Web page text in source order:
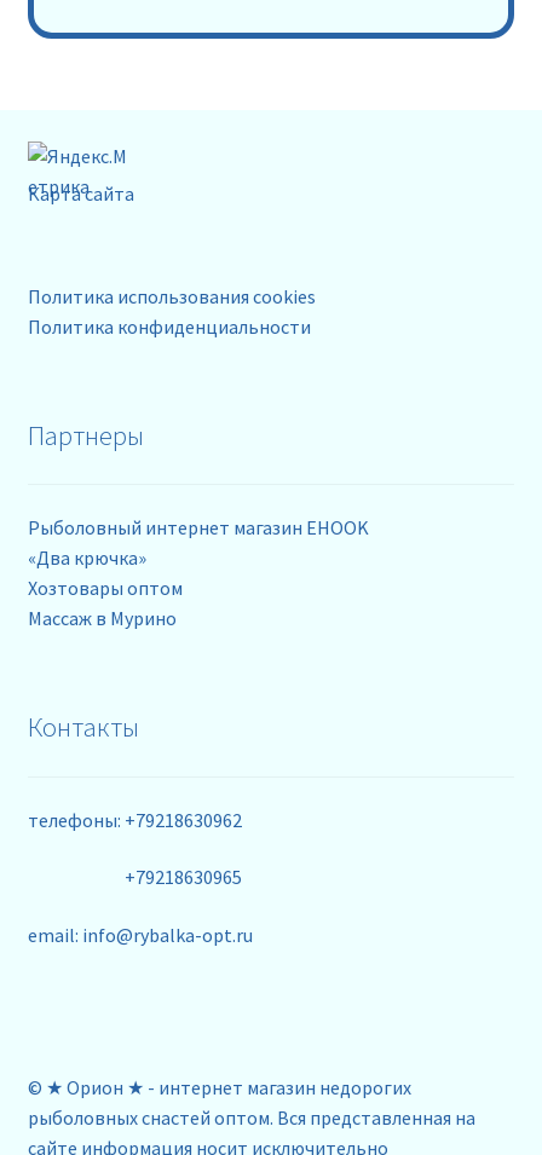
Карта сайта
Политика использования cookies
Политика конфиденциальности
Партнеры
Рыболовный интернет магазин EHOOK
«Два крючка»
Хозтовары оптом
Массаж в Мурино
Контакты
телефоны: +79218630962
+79218630965
email: info@rybalka-opt.ru
© ★ Орион ★ - интернет магазин недорогих
рыболовных снастей оптом. Вся представленная на
сайте информация носит исключительно